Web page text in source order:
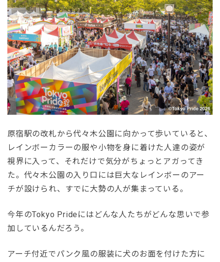
原宿駅の改札から代々木公園に向かって歩いていると、
レインボーカラーの服や小物を身に着けた人達の姿が
視界に入って、それだけで気分がちょっとアガってき
た。代々木公園の入り口には巨大なレインボーのアー
チが設けられ、すでに大勢の人が集まっている。
今年のTokyo Prideにはどんな人たちがどんな思いで参
加しているんだろう。
アーチ付近でパンク風の服装に犬のお面を付けた方に